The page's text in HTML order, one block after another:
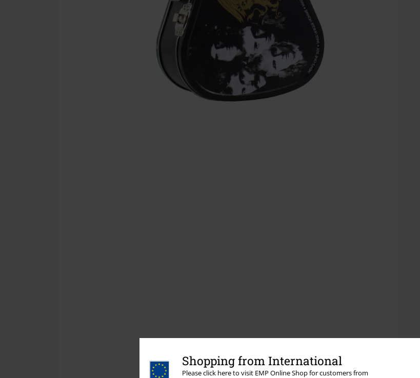
Shopping from International
Please click here to visit EMP Online Shop for customers from